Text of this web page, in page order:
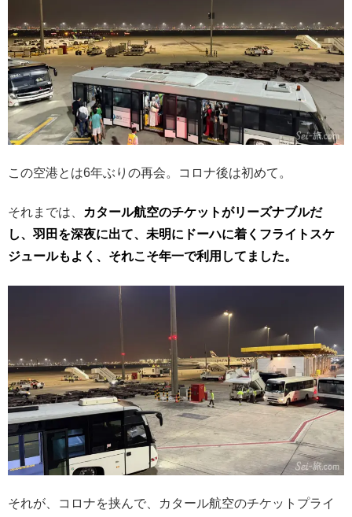
この空港とは6年ぶりの再会。コロナ後は初めて。
それまでは、 カタール航空のチケットがリーズナブルだ
し、羽田を深夜に出て、未明にドーハに着くフライトスケ
ジュールもよく、それこそ年一で利用してました。
それが、コロナを挟んで、カタール航空のチケットプライ